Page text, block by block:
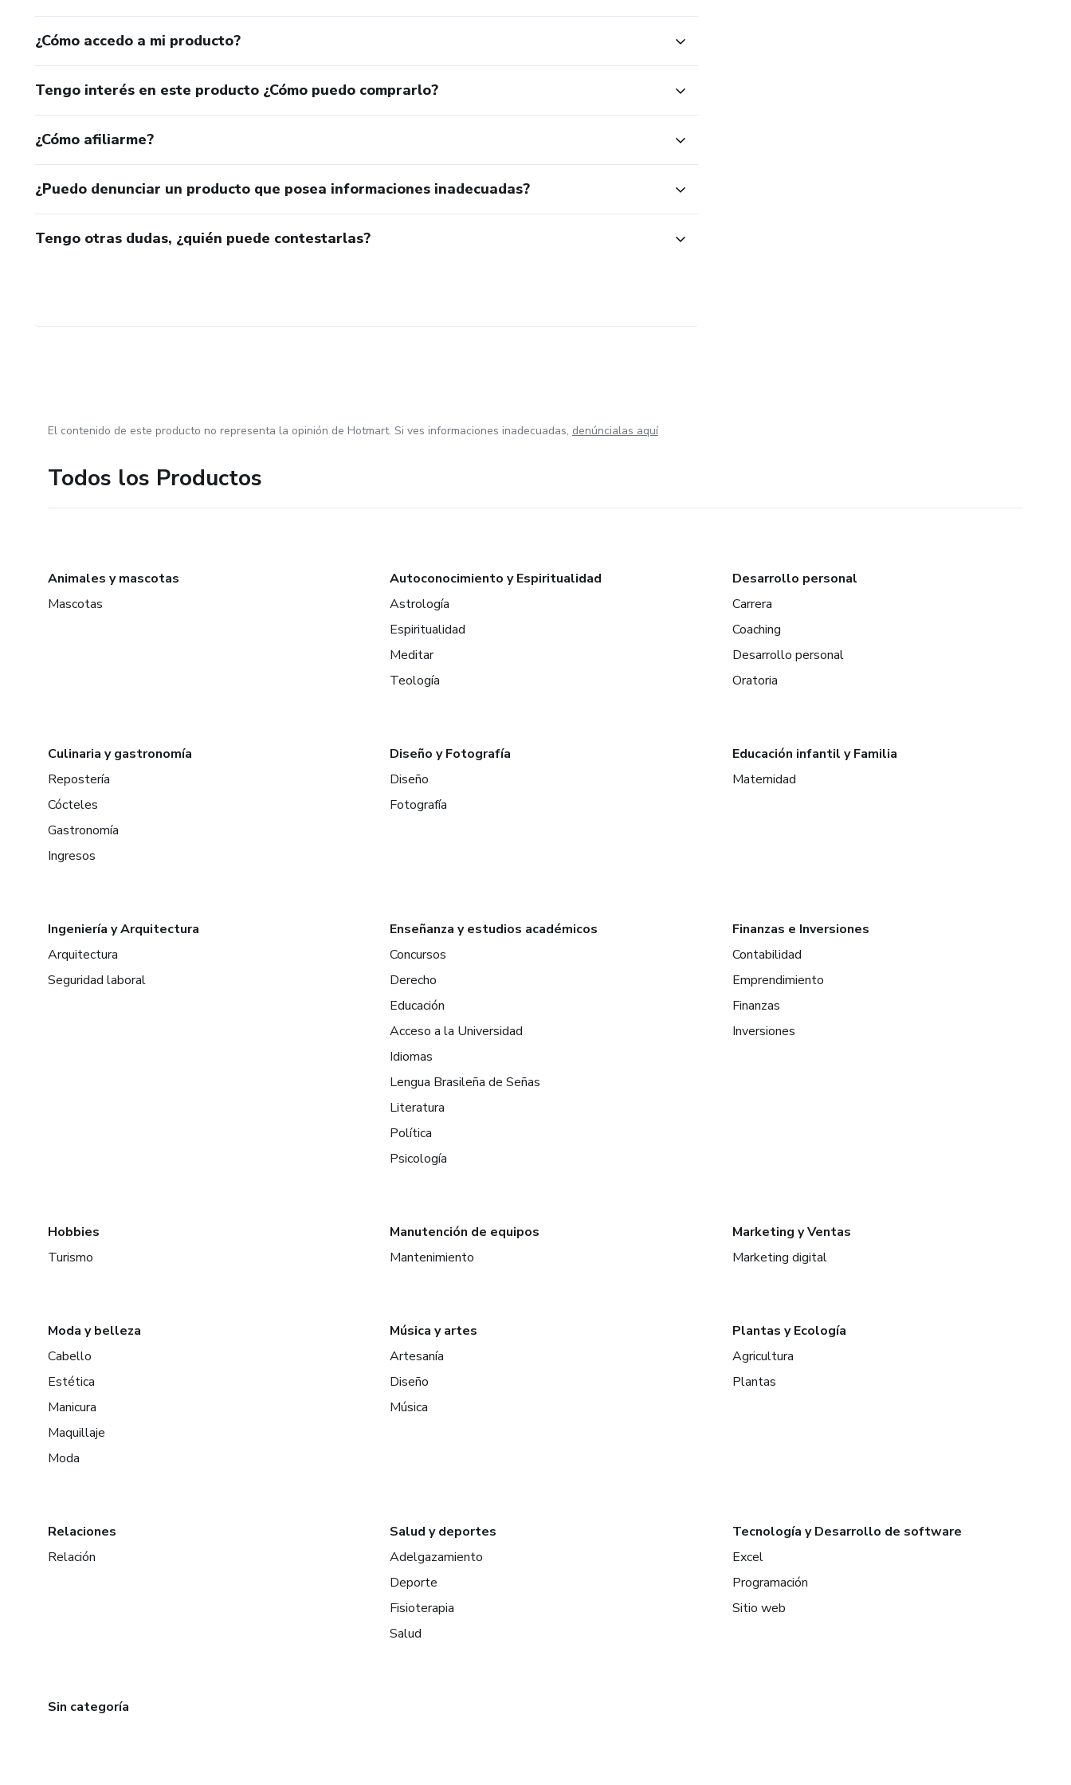
¿Cómo accedo a mi producto?
Tengo interés en este producto ¿Cómo puedo comprarlo?
¿Cómo afiliarme?
¿Puedo denunciar un producto que posea informaciones inadecuadas?
Tengo otras dudas, ¿quién puede contestarlas?
El contenido de este producto no representa la opinión de Hotmart. Si ves informaciones inadecuadas, denúncialas aquí
Todos los Productos
Animales y mascotas
Mascotas
Autoconocimiento y Espiritualidad
Astrología
Espiritualidad
Meditar
Teología
Desarrollo personal
Carrera
Coaching
Desarrollo personal
Oratoria
Culinaria y gastronomía
Repostería
Cócteles
Gastronomía
Ingresos
Diseño y Fotografía
Diseño
Fotografía
Educación infantil y Familia
Maternidad
Ingeniería y Arquitectura
Arquitectura
Seguridad laboral
Enseñanza y estudios académicos
Concursos
Derecho
Educación
Acceso a la Universidad
Idiomas
Lengua Brasileña de Señas
Literatura
Política
Psicología
Finanzas e Inversiones
Contabilidad
Emprendimiento
Finanzas
Inversiones
Hobbies
Turismo
Manutención de equipos
Mantenimiento
Marketing y Ventas
Marketing digital
Moda y belleza
Cabello
Estética
Manicura
Maquillaje
Moda
Música y artes
Artesanía
Diseño
Música
Plantas y Ecología
Agricultura
Plantas
Relaciones
Relación
Salud y deportes
Adelgazamiento
Deporte
Fisioterapia
Salud
Tecnología y Desarrollo de software
Excel
Programación
Sitio web
Sin categoría